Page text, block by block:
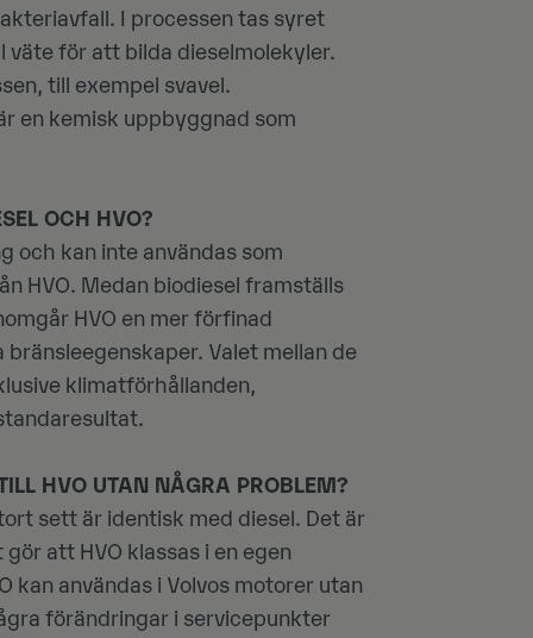
I processen tas syret
för att bilda dieselmolekyler.
till exempel svavel.
en kemisk uppbyggnad som
OCH HVO?
och kan inte användas som
HVO. Medan biodiesel framställs
HVO en mer förfinad
Valet mellan de
klimatförhållanden,
HVO UTAN NÅGRA PROBLEM?
sett är identisk med diesel. Det är
att HVO klassas i en egen
kan användas i Volvos motorer utan
förändringar i servicepunkter